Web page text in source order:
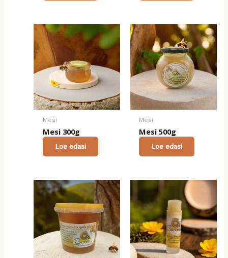
Mesi
Mesi 300g
Loe edasi
Mesi
Mesi 500g
Loe edasi